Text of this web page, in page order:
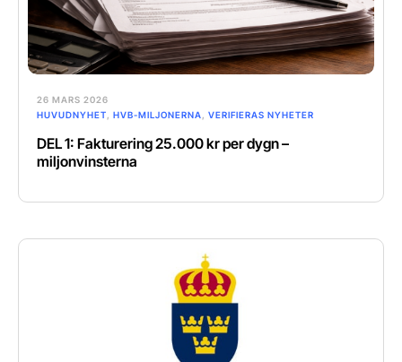
26 MARS 2026
HUVUDNYHET
HVB-MILJONERNA VERIFIERAS NYHETER
DEL 1: Fakturering 25.000 kr per dygn –
miljonvinsterna